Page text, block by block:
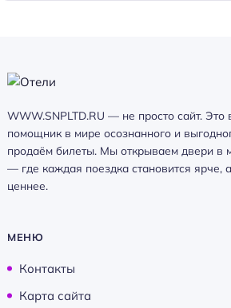
WWW.SNPLTD.RU — не просто сайт.
помощник в мире осознанного и
продаём билеты. Мы открываем двери в
— где каждая поездка становится
ценнее.
МЕНЮ
Контакты
Карта сайта